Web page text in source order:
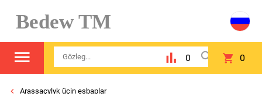
Bedew TM
0 0
Arassaçylyk üçin esbaplar